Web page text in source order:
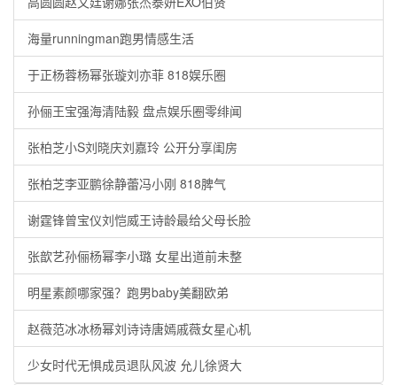
海量runningman跑男情感生活
于正杨蓉杨幂张璇刘亦菲 818娱乐圈
孙俪王宝强海清陆毅 盘点娱乐圈零绯闻
张柏芝小S刘晓庆刘嘉玲 公开分享闺房
张柏芝李亚鹏徐静蕾冯小刚 818脾气
谢霆锋曾宝仪刘恺威王诗龄最给父母长脸
张歆艺孙俪杨幂李小璐 女星出道前未整
明星素颜哪家强？跑男baby美翻欧弟
赵薇范冰冰杨幂刘诗诗唐嫣戚薇女星心机
少女时代无惧成员退队风波 允儿徐贤大